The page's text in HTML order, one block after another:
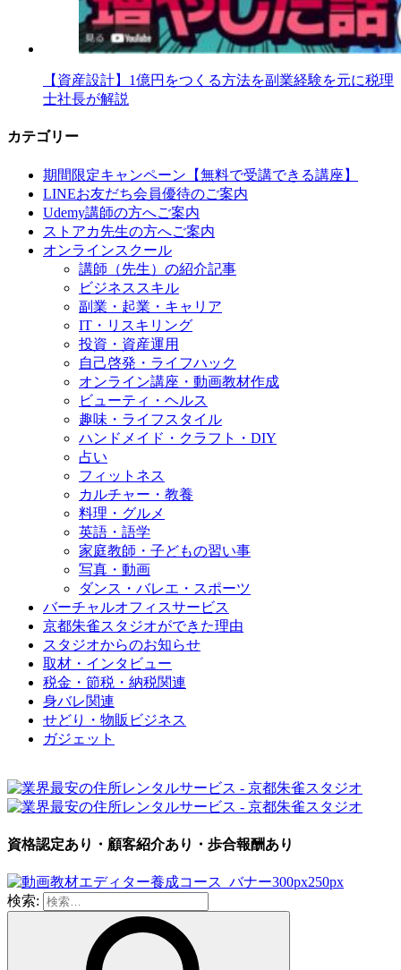
【資産設計】1億円をつくる方法を副業経験を元に税理
士社長が解説
カテゴリー
期間限定キャンペーン【無料で受講できる講座】
LINEお友だち会員優待のご案内
Udemy講師の方へご案内
ストアカ先生の方へご案内
オンラインスクール
講師（先生）の紹介記事
ビジネススキル
副業・起業・キャリア
IT・リスキリング
投資・資産運用
自己啓発・ライフハック
オンライン講座・動画教材作成
ビューティ・ヘルス
趣味・ライフスタイル
ハンドメイド・クラフト・DIY
占い
フィットネス
カルチャー・教養
料理・グルメ
英語・語学
家庭教師・子どもの習い事
写真・動画
ダンス・バレエ・スポーツ
バーチャルオフィスサービス
京都朱雀スタジオができた理由
スタジオからのお知らせ
取材・インタビュー
税金・節税・納税関連
身バレ関連
せどり・物販ビジネス
ガジェット
資格認定あり・顧客紹介あり・歩合報酬あり
検索: